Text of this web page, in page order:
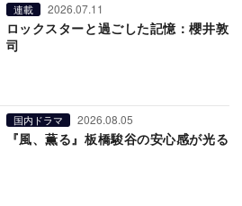
連載 2026.07.11
ロックスターと過ごした記憶：櫻井敦
司
国内ドラマ 2026.08.05
『風、薫る』板橋駿谷の安心感が光る